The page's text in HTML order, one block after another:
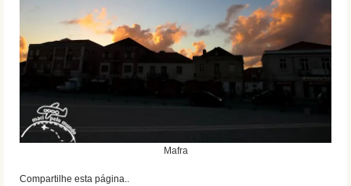
Mafra
Compartilhe esta página..